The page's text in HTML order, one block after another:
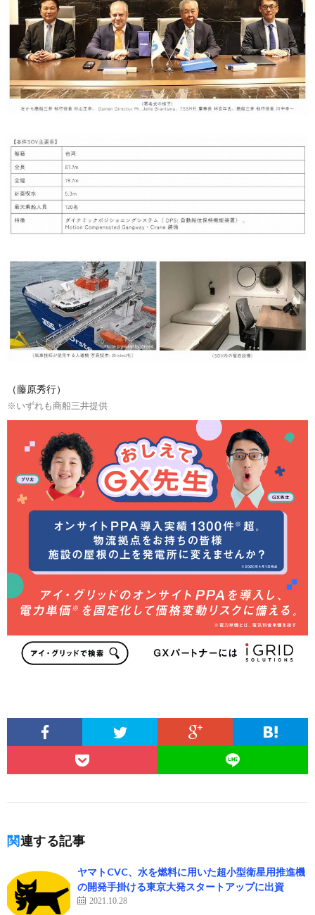
（藤原秀行）
※いずれも商船三井提供
関連する記事
ヤマトCVC、水を燃料に用いた超小型衛星用推進機
の開発手掛ける東京大発スタートアップに出資
2021.10.28